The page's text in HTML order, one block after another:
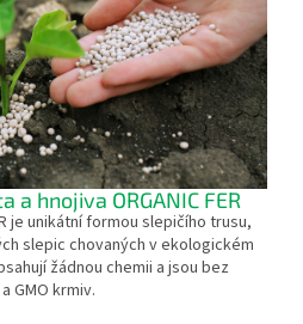
a hnojiva ORGANIC FER
je unikátní formou slepičího trusu,
slepic chovaných v ekologickém
žádnou chemii a jsou bez
GMO krmiv.